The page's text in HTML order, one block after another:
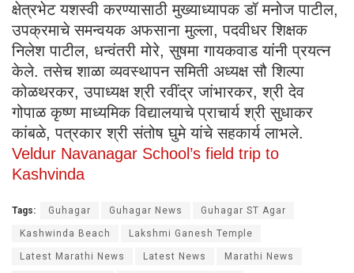
क्षेत्रभेट यशस्वी करण्यासाठी मुख्याध्यापक डॉ मनोज पाटील,
उपक्रमाचे समन्वयक अफसाना मुल्ला, पदवीधर शिक्षक
निलेश पाटील, धन्वंतरी मोरे, सुषमा गायकवाड यांनी प्रयत्न
केले. तसेच शाळा व्यवस्थापन समिती अध्यक्ष सौ शिल्पा
कोळथरकर, उपाध्यक्ष श्री रवींद्र जांभारकर, श्री देव
गोपाळ कृष्ण माध्यमिक विद्यालयाचे प्राचार्य श्री सुधाकर
कांबळे, पत्रकार श्री संतोष घुमे यांचे सहकार्य लाभले.
Veldur Navanagar School’s field trip to
Kashvinda
Tags: Guhagar Guhagar News Guhagar ST Agar
Kashwinda Beach Lakshmi Ganesh Temple
Latest Marathi News Latest News Marathi News